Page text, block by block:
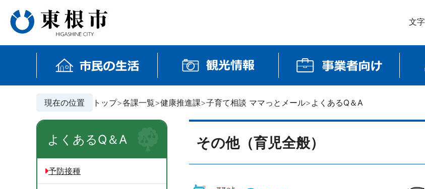
文
現在の位置 トップ 各課一覧 健康推進課 子育て相談 ママっとメール よくあるQ＆A
その他（育児全般）
よくあるQ＆A
予防接種